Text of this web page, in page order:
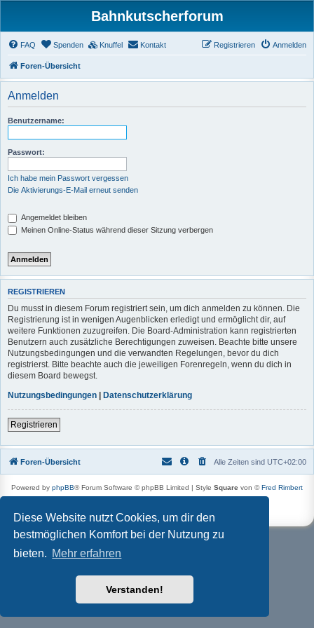
Diese Website nutzt Cookies, um dir den
bestmöglichen Komfort bei der Nutzung zu
bieten. Mehr erfahren
Verstanden!
Bahnkutscherforum
FAQ Spenden Knuffel Kontakt Anmelden
Registrieren
Foren-Übersicht
Anmelden
Benutzername:
Passwort:
Ich habe mein Passwort vergessen
Die Aktivierungs-E-Mail erneut senden
Angemeldet bleiben
Meinen Online-Status während dieser Sitzung verbergen
REGISTRIEREN
Du musst in diesem Forum registriert sein, um dich anmelden zu können. Die
Registrierung ist in wenigen Augenblicken erledigt und ermöglicht dir, auf
weitere Funktionen zuzugreifen. Die Board-Administration kann registrierten
Benutzern auch zusätzliche Berechtigungen zuweisen. Beachte bitte unsere
Nutzungsbedingungen und die verwandten Regelungen, bevor du dich
registrierst. Bitte beachte auch die jeweiligen Forenregeln, wenn du dich in
diesem Board bewegst.
Nutzungsbedingungen | Datenschutzerklärung
Registrieren
Foren-Übersicht Alle Zeiten sind UTC+02:00
Powered by phpBB® Forum Software © phpBB Limited | Style Square von ©Fred Rimbert
Datenschutz |Nutzungsbedingungen